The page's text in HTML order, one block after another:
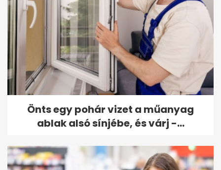
Önts egy pohár vizet a műanyag
ablak alsó sínjébe, és várj -...